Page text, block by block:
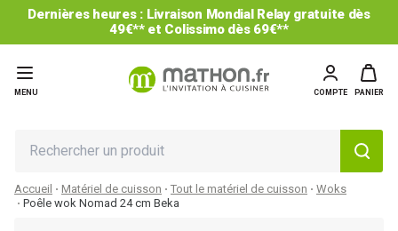
Dernières heures : Livraison Mondial Relay gratuite dès
49€** et Colissimo dès 69€**
MENU COMPTE PANIER
Accueil Matériel de cuisson Tout le matériel de cuisson
Woks
Poêle wok Nomad 24 cm Beka